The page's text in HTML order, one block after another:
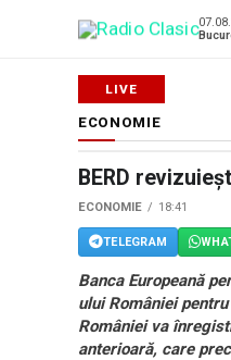
ECONOMIE
BERD
ECONOMIE 18:41
TELEGRAM
Banca Europeană
ului României
României va
anterioară, care